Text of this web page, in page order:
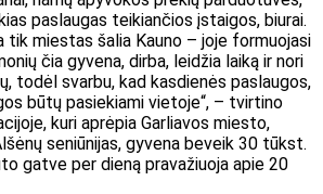
paslaugas teikiančios įstaigos, biurai.
tik miestas šalia Kauno – joje formuojasi
čia gyvena, dirba, leidžia laiką ir nori
todėl svarbu, kad kasdienės paslaugos,
būtų pasiekiami vietoje“, – tvirtino
kuri aprėpia Garliavos miesto,
seniūnijas, gyvena beveik 30 tūkst.
gatve per dieną pravažiuoja apie 20